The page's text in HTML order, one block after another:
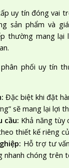
uy tín đóng vai
sản phẩm và
thường mang lại
phối uy tín
Đặc biệt khi đặt
sẽ mang lại lợi
cầu: Khả năng tùy
thiết kế riêng
Hỗ trợ tư
nhanh chóng trên